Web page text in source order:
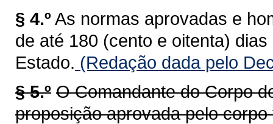
§ 4.º As normas aprovadas e
de até 180 (cento e oitenta)
Estado. (Redação dada pelo
§ 5.º O Comandante do Corpo
proposição aprovada pelo